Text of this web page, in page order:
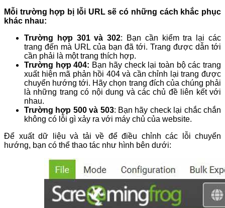
Mỗi trường hợp bị lỗi URL sẽ có những cách khắc phục
khác nhau:
Trường hợp 301 và 302: Bạn cần kiểm tra lại các
trang đến mà URL của bạn đã tới. Trang được dẫn tới
cần phải là một trang thích hợp.
Trường hợp 404: Bạn hãy check lại toàn bộ các trang
xuất hiện mã phản hồi 404 và cần chỉnh lại trang được
chuyển hướng tới. Hãy chọn trang đích của chúng phải
là những trang có nội dung và các chủ đề liên kết với
nhau.
Trường hợp 500 và 503: Bạn hãy check lại chắc chắn
không có lỗi gì xảy ra với máy chủ của website.
Để xuất dữ liệu và tải về để điều chỉnh các lỗi chuyển
hướng, bạn có thể thao tác như hình bên dưới: